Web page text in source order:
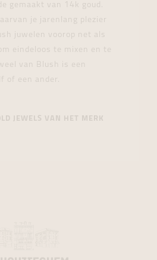
gemaakt van 14k goud.
je jarenlang plezier
juwelen voorop net als
eindeloos te mixen en te
van Blush is een
of een ander.
JEWELS VAN HET MERK